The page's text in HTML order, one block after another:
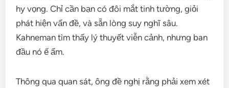
hy vọng. Chỉ cần bạn có đôi mắt tinh tường, giỏi
phát hiện vấn đề, và sẵn lòng suy nghĩ sâu.
Kahneman tìm thấy lý thuyết viễn cảnh, nhưng ban
đầu nó ế ẩm.
Thông qua quan sát, ông đề nghị rằng phải xem xét